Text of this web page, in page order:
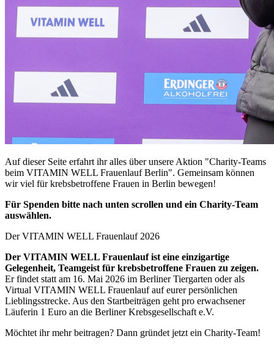
Auf dieser Seite erfahrt ihr alles über unsere Aktion "Charity-Teams
beim VITAMIN WELL Frauenlauf Berlin". Gemeinsam können
wir viel für krebsbetroffene Frauen in Berlin bewegen!
Für Spenden bitte nach unten scrollen und ein Charity-Team
auswählen.
Der VITAMIN WELL Frauenlauf 2026
Der VITAMIN WELL Frauenlauf ist eine einzigartige
Gelegenheit, Teamgeist für krebsbetroffene Frauen zu zeigen.
Er findet statt am 16. Mai 2026 im Berliner Tiergarten oder als
Virtual VITAMIN WELL Frauenlauf auf eurer persönlichen
Lieblingsstrecke. Aus den Startbeiträgen geht pro erwachsener
Läuferin 1 Euro an die Berliner Krebsgesellschaft e.V.
Möchtet ihr mehr beitragen? Dann gründet jetzt ein Charity-Team!